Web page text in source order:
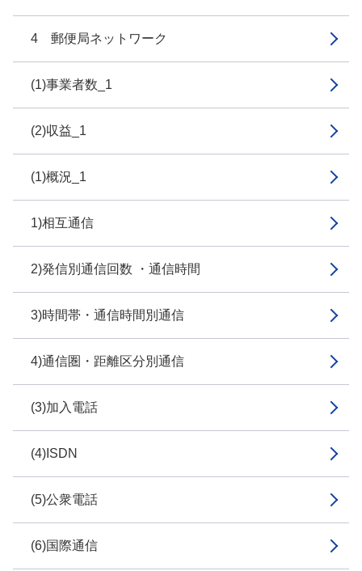
4 郵便局ネットワーク
(1)事業者数_1
(2)収益_1
(1)概況_1
1)相互通信
2)発信別通信回数 ・通信時間
3)時間帯・通信時間別通信
4)通信圏・距離区分別通信
(3)加入電話
(4)ISDN
(5)公衆電話
(6)国際通信